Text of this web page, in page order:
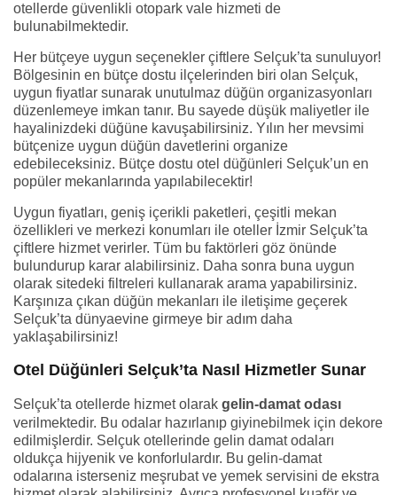
otellerde güvenlikli otopark vale hizmeti de
bulunabilmektedir.
Her bütçeye uygun seçenekler çiftlere Selçuk’ta sunuluyor!
Bölgesinin en bütçe dostu ilçelerinden biri olan Selçuk,
uygun fiyatlar sunarak unutulmaz düğün organizasyonları
düzenlemeye imkan tanır. Bu sayede düşük maliyetler ile
hayalinizdeki düğüne kavuşabilirsiniz. Yılın her mevsimi
bütçenize uygun düğün davetlerini organize
edebileceksiniz. Bütçe dostu otel düğünleri Selçuk’un en
popüler mekanlarında yapılabilecektir!
Uygun fiyatları, geniş içerikli paketleri, çeşitli mekan
özellikleri ve merkezi konumları ile oteller İzmir Selçuk’ta
çiftlere hizmet verirler. Tüm bu faktörleri göz önünde
bulundurup karar alabilirsiniz. Daha sonra buna uygun
olarak sitedeki filtreleri kullanarak arama yapabilirsiniz.
Karşınıza çıkan düğün mekanları ile iletişime geçerek
Selçuk’ta dünyaevine girmeye bir adım daha
yaklaşabilirsiniz!
Otel Düğünleri Selçuk’ta Nasıl Hizmetler Sunar
Selçuk’ta otellerde hizmet olarak gelin-damat odası
verilmektedir. Bu odalar hazırlanıp giyinebilmek için dekore
edilmişlerdir. Selçuk otellerinde gelin damat odaları
oldukça hijyenik ve konforlulardır. Bu gelin-damat
odalarına isterseniz meşrubat ve yemek servisini de ekstra